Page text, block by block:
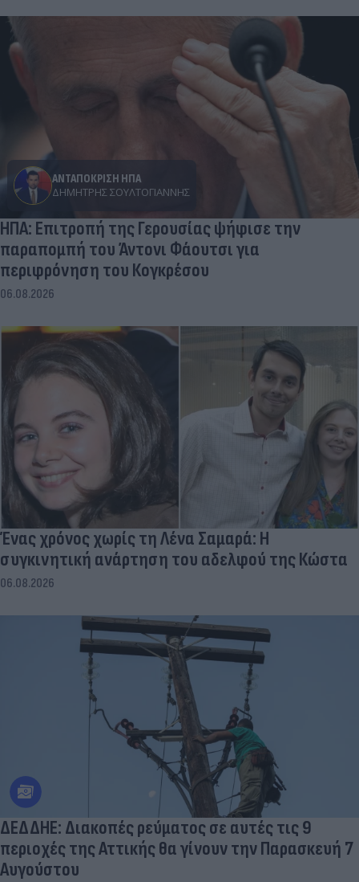
ΑΝΤΑΠΟΚΡΙΣΗ ΗΠΑ
ΔΗΜΉΤΡΗΣ ΣΟΥΛΤΟΓΙΆΝΝΗΣ
ΗΠΑ: Επιτροπή της Γερουσίας ψήφισε την
παραπομπή του Άντονι Φάουτσι για
περιφρόνηση του Κογκρέσου
06.08.2026
Ένας χρόνος χωρίς τη Λένα Σαμαρά: Η
συγκινητική ανάρτηση του αδελφού της Κώστα
06.08.2026
ΔΕΔΔΗΕ: Διακοπές ρεύματος σε αυτές τις 9
περιοχές της Αττικής θα γίνουν την Παρασκευή 7
Αυγούστου